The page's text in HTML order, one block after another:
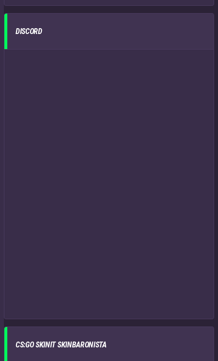
DISCORD
CS:GO SKINIT SKINBARONISTA